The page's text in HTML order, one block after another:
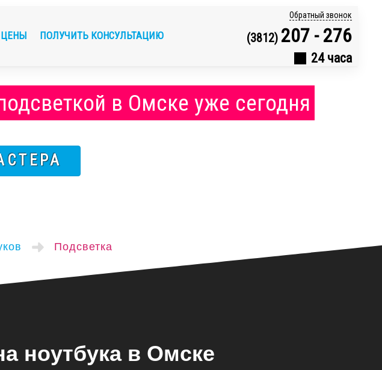
Обратный звонок
(3812) 207 - 276
24 часа
ЦЕНЫ ПОЛУЧИТЬ КОНСУЛЬТАЦИЮ
в Омске уже сегодня
Подсветка
ноутбука в Омске